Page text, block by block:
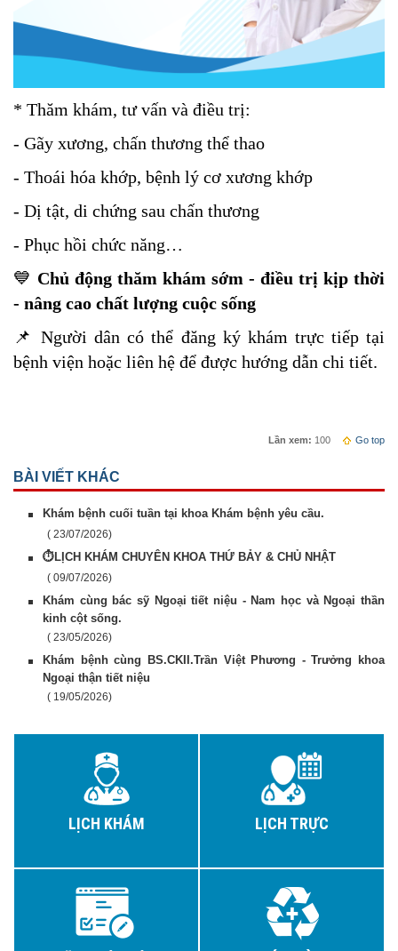
* Thăm khám, tư vấn và điều trị:
- Gãy xương, chấn thương thể thao
- Thoái hóa khớp, bệnh lý cơ xương khớp
- Dị tật, di chứng sau chấn thương
- Phục hồi chức năng…
💙 Chủ động thăm khám sớm - điều trị kịp thời
- nâng cao chất lượng cuộc sống
📌 Người dân có thể đăng ký khám trực tiếp tại
bệnh viện hoặc liên hệ để được hướng dẫn chi tiết.
Lần xem: 100 Go top
BÀI VIẾT KHÁC
Khám bệnh cuối tuần tại khoa Khám bệnh yêu cầu.
( 23/07/2026)
⏱️LỊCH KHÁM CHUYÊN KHOA THỨ BẢY & CHỦ NHẬT
( 09/07/2026)
Khám cùng bác sỹ Ngoại tiết niệu - Nam học và Ngoại thần
kinh cột sống.
( 23/05/2026)
Khám bệnh cùng BS.CKII.Trần Việt Phương - Trưởng khoa
Ngoại thận tiết niệu
( 19/05/2026)
LỊCH KHÁM LỊCH TRỰC